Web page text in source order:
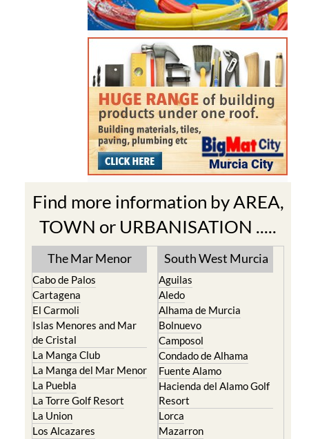
Find more information by AREA,
TOWN or URBANISATION .....
The Mar Menor
Cabo de Palos
Cartagena
El Carmoli
Islas Menores and Mar
de Cristal
La Manga Club
La Manga del Mar Menor
La Puebla
La Torre Golf Resort
La Union
Los Alcazares
South West Murcia
Aguilas
Aledo
Alhama de Murcia
Bolnuevo
Camposol
Condado de Alhama
Fuente Alamo
Hacienda del Alamo Golf
Resort
Lorca
Mazarron